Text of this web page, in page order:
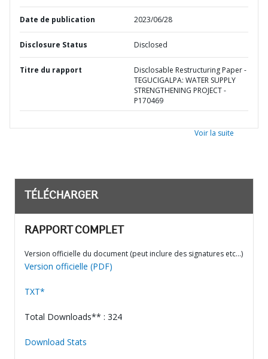
Date de publication 2023/06/28
Disclosure Status Disclosed
Titre du rapport
Disclosable Restructuring Paper -
TEGUCIGALPA: WATER SUPPLY
STRENGTHENING PROJECT -
P170469
Voir la suite
TÉLÉCHARGER
RAPPORT COMPLET
Version officielle du document (peut inclure des signatures etc…)
Version officielle (PDF)
TXT*
Total Downloads** : 324
Download Stats